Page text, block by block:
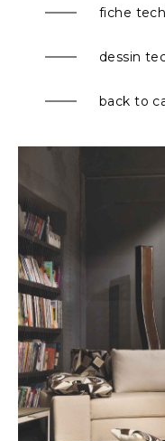
fiche
dessin
back to